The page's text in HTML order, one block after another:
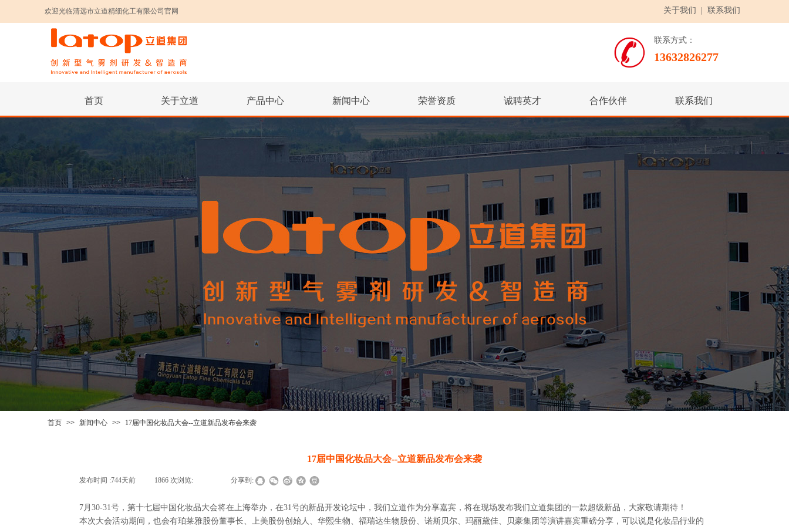
关于我们 联系我们
首页 关于立道 产品中心 新闻中心 荣誉资质 诚聘英才 合作伙伴 联系我们
联系方式：
13632826277
欢迎光临清远市立道精细化工有限公司官网
首页 >> 新闻中心 >> 17届中国化妆品大会--立道新品发布会来袭
17届中国化妆品大会--立道新品发布会来袭
发布时间 :744天前 1866 次浏览: 分享到:
7月30-31号，第十七届中国化妆品大会将在上海举办，在31号的新品开发论坛中，我们立道作为分享嘉宾，将在现场发布我们立道集团的一款超级新品，大家敬请期待！
本次大会活动期间，也会有珀莱雅股份董事长、上美股份创始人、华熙生物、福瑞达生物股份、诺斯贝尔、玛丽黛佳、贝豪集团等演讲嘉宾重磅分享，可以说是化妆品行业的